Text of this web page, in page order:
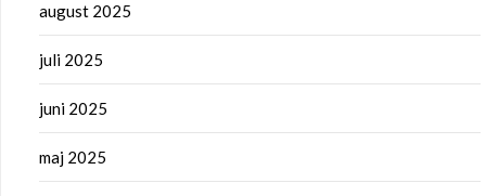
august 2025
juli 2025
juni 2025
maj 2025